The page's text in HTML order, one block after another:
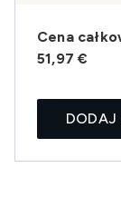
Cena
51,97 €
DODAJ